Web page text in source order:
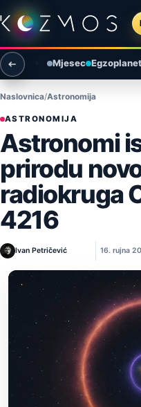
Preskoči na sadržaj
Otvori izbornik
Otvori pretragu
Mjesec
Naslovnica Astronomija
ASTRONOMIJA
Astronomi
prirodu
radiokruga
4216
Ivan Petričević 16. rujna